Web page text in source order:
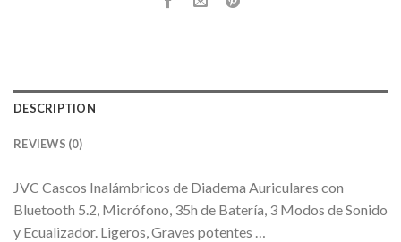
DESCRIPTION
REVIEWS (0)
JVC Cascos Inalámbricos de Diadema Auriculares con
Bluetooth 5.2, Micrófono, 35h de Batería, 3 Modos de Sonido
y Ecualizador. Ligeros, Graves potentes …